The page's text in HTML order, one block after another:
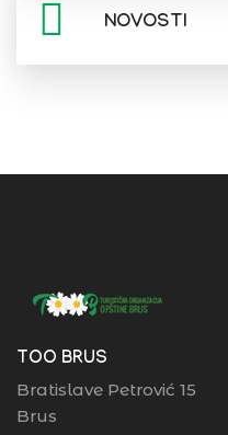
NOVOSTI
TOO BRUS
Bratislave Petrović 15
Brus